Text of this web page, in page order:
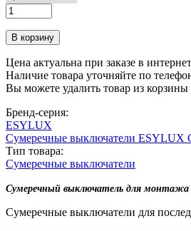
Цена актуальна при заказе в
Наличие товара уточняйте по
Вы можете удалить товар из
Бренд-серия:
ESYLUX
Сумеречные выключатели ESYLUX
Тип товара:
Сумеречные выключатели
Сумеречный выключатель для монтажа
Сумеречные выключатели для